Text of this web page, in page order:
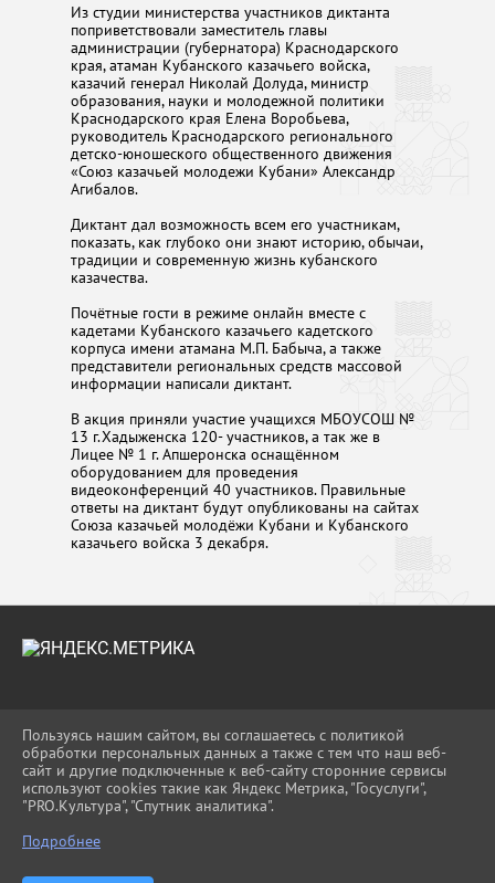
Из студии министерства участников диктанта
поприветствовали заместитель главы
администрации (губернатора) Краснодарского
края, атаман Кубанского казачьего войска,
казачий генерал Николай Долуда, министр
образования, науки и молодежной политики
Краснодарского края Елена Воробьева,
руководитель Краснодарского регионального
детско-юношеского общественного движения
«Союз казачьей молодежи Кубани» Александр
Агибалов.
Диктант дал возможность всем его участникам,
показать, как глубоко они знают историю, обычаи,
традиции и современную жизнь кубанского
казачества.
Почётные гости в режиме онлайн вместе с
кадетами Кубанского казачьего кадетского
корпуса имени атамана М.П. Бабыча, а также
представители региональных средств массовой
информации написали диктант.
В акция приняли участие учащихся МБОУСОШ №
13 г.Хадыженска 120- участников, а так же в
Лицее № 1 г. Апшеронска оснащённом
оборудованием для проведения
видеоконференций 40 участников. Правильные
ответы на диктант будут опубликованы на сайтах
Союза казачьей молодёжи Кубани и Кубанского
казачьего войска 3 декабря.
ВХОД
КАРТА САЙТА
ПОЛИТИКА ОБРАБОТКИ ПЕРСОНАЛЬНЫХ
ДАННЫХ
СДЕЛАНО НА KUBCMS
Пользуясь нашим сайтом, вы соглашаетесь с политикой
обработки персональных данных а также с тем что наш веб-
сайт и другие подключенные к веб-сайту сторонние сервисы
используют cookies такие как Яндекс Метрика, "Госуслуги",
"PRO.Культура", "Спутник аналитика".
Подробнее